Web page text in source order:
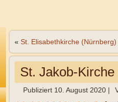
« St. Elisabethkirche (Nürnberg)
St. Jakob-
Publiziert 10. August 2020 |